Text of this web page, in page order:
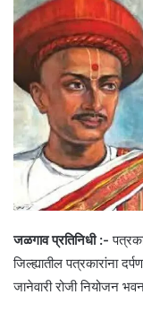
जळगाव प्रतिनिधी :-
जिल्ह्यातील पत्रकारांना
जानेवारी रोजी नियोजन